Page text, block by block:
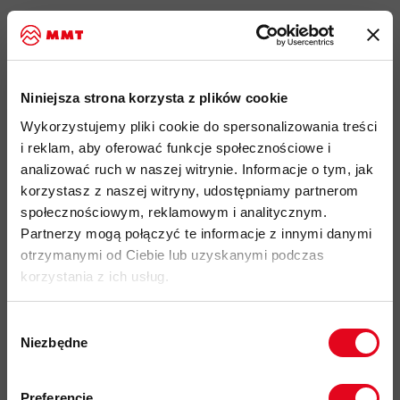
Niniejsza strona korzysta z plików cookie
Wykorzystujemy pliki cookie do spersonalizowania treści
i reklam, aby oferować funkcje społecznościowe i
analizować ruch w naszej witrynie. Informacje o tym, jak
korzystasz z naszej witryny, udostępniamy partnerom
społecznościowym, reklamowym i analitycznym.
Partnerzy mogą połączyć te informacje z innymi danymi
otrzymanymi od Ciebie lub uzyskanymi podczas
korzystania z ich usług.
zgody
Niezbędne
turystyka całoroczna, użytkowanie miejskie
materiałów naturalnych i syntetycznych
tkanina o gramaturze 125 g/m
naturalna termoregulacja i odporność na zapachy dzięki
wełnie merino
zwiększona trwałość, szybkie schnięcie i odprowadzanie
wilgoci dzięki włóknom syntetycznym
techniczny, przylegający krój
nadruk na piersi oraz nadrukowana metka na karku - brak
drażniących wszywek
komfort noszenia z
plecakiem
odbierz